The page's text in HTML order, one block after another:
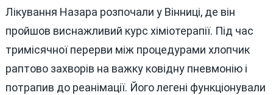
Лікування Назара розпочали у Вінниці, де він
пройшов виснажливий курс хіміотерапії. Під час
тримісячної перерви між процедурами хлопчик
раптово захворів на важку ковідну пневмонію і
потрапив до реанімації. Його легені функціонували